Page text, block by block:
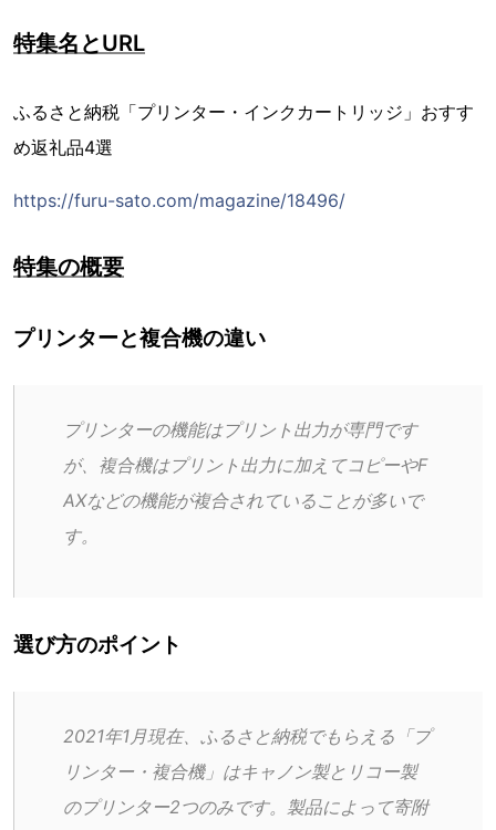
特集名とURL
ふるさと納税「プリンター・インクカートリッジ」おすす
め返礼品4選
https://furu-sato.com/magazine/18496/
特集の概要
プリンターと複合機の違い
プリンターの機能はプリント出力が専門です
が、複合機はプリント出力に加えてコピーやF
AXなどの機能が複合されていることが多いで
す。
選び方のポイント
2021年1月現在、ふるさと納税でもらえる「プ
リンター・複合機」はキャノン製とリコー製
のプリンター2つのみです。製品によって寄附